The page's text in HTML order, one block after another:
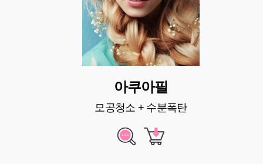
아쿠아필
모공청소 + 수분폭탄